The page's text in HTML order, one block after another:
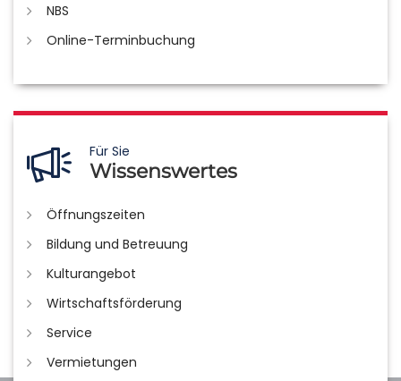
NBS
Online-Terminbuchung
Für Sie
Wissenswertes
Öffnungszeiten
Bildung und Betreuung
Kulturangebot
Wirtschaftsförderung
Service
Vermietungen